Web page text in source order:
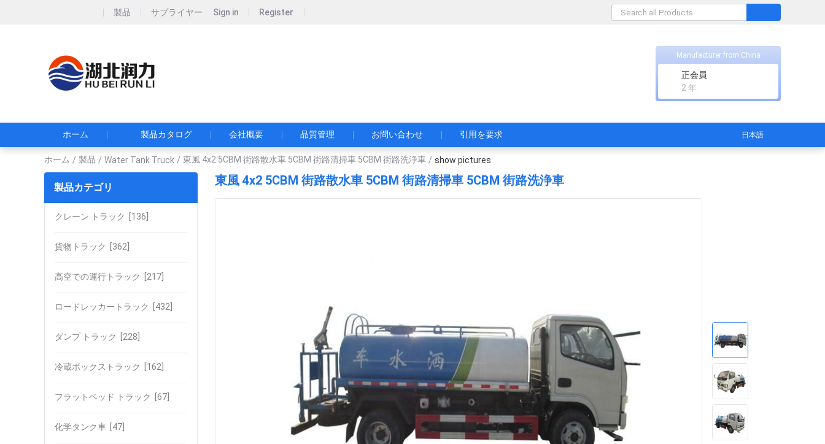
製品 サプライヤー Sign in Register
Manufacturer from China
正会員
2 年
ホーム 製品カタログ 会社概要 品質管理 お問い合わせ 引用を要求 日本語
ホーム / 製品 / Water Tank Truck / 東風 4x2 5CBM 街路散水車 5CBM 街路清掃車 5CBM 街路洗浄車 / show pictures
製品カテゴリ
クレーン トラック [136]
貨物トラック [362]
高空での運行トラック [217]
ロードレッカートラック [432]
ダンプ トラック [228]
冷蔵ボックストラック [162]
フラットベッド トラック [67]
化学タンク車 [47]
東風 4x2 5CBM 街路散水車 5CBM 街路清掃車 5CBM 街路洗浄車